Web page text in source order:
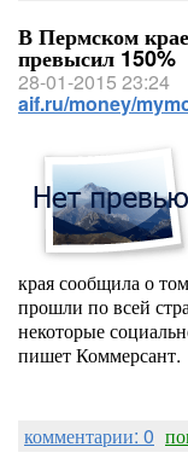
В Пермском
превысил 150%
28-01-2015 23:24
aif.ru/money/
края сообщила о
прошли по всей
некоторые
пишет Коммерсант.
комментарии: 0